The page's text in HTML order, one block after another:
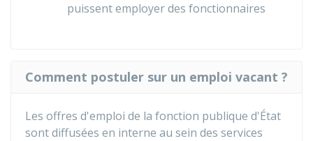
puissent employer des fonctionnaires
Comment postuler sur un emploi vacant ?
Les offres d'emploi de la fonction publique d'État
sont diffusées en interne au sein des services